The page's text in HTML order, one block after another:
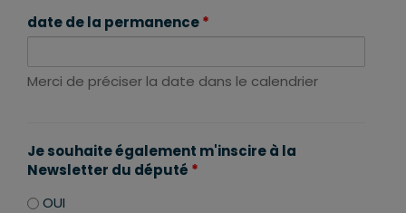
date de la permanence*
Merci de préciser la date dans le calendrier
Je souhaite également m'inscire à la
Newsletter du député *
OUI